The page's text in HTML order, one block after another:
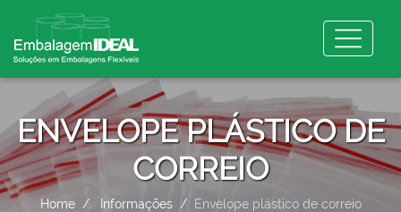
ENVELOPE PLÁSTICO DE
CORREIO
Home Informações Envelope plástico de correio